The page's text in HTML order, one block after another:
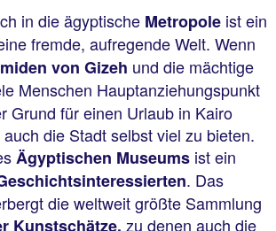
in die ägyptische Metropole ist ein
fremde, aufregende Welt. Wenn
von Gizeh und die mächtige
Menschen Hauptanziehungspunkt
Grund für einen Urlaub in Kairo
die Stadt selbst viel zu bieten.
Ägyptischen Museums ist ein
. Das
die weltweit größte Sammlung
Kunstschätze, zu denen auch die